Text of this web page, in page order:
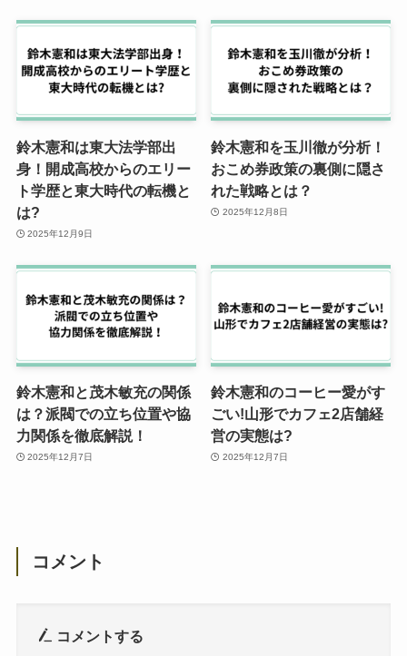
鈴木憲和は東大法学部出
身！開成高校からのエリー
ト学歴と東大時代の転機と
は?
2025年12月9日
鈴木憲和を玉川徹が分析！
おこめ券政策の裏側に隠さ
れた戦略とは？
2025年12月8日
鈴木憲和と茂木敏充の関係
は？派閥での立ち位置や協
力関係を徹底解説！
2025年12月7日
鈴木憲和のコーヒー愛がす
ごい!山形でカフェ2店舗経
営の実態は?
2025年12月7日
コメント
コメントする